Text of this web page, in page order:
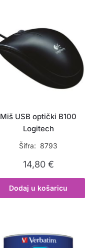
Miš USB optički B100
Logitech
Šifra: 8793
14,80 €
Dodaj u košaricu